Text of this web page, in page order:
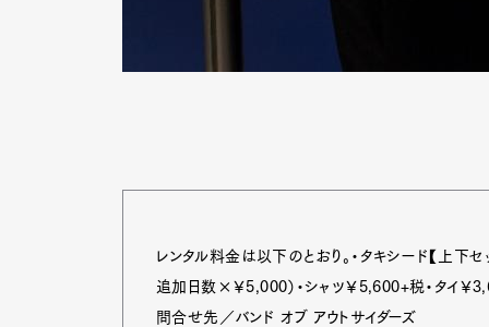
レンタル料金は以下のとおり。・タキシード【上下
追加日数×￥5,000）・シャツ￥5,600+税・タイ￥
問合せ先／バンド オブ アウトサイダーズ